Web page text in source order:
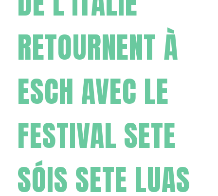
RETOURNENT À
ESCH AVEC LE
FESTIVAL SETE
SÓIS SETE LUAS